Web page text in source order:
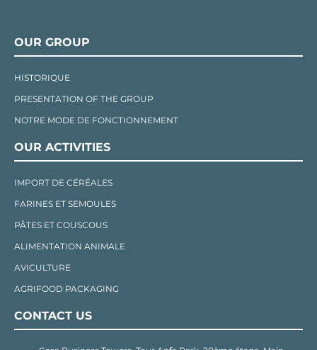
OUR GROUP
HISTORIQUE
PRESENTATION OF THE GROUP
NOTRE MODE DE FONCTIONNEMENT
OUR ACTIVITIES
IMPORT DE CÉRÉALES
FARINES ET SEMOULES
PÂTES ET COUSCOUS
ALIMENTATION ANIMALE
AVICULTURE
AGRIFOOD PACKAGING
CONTACT US